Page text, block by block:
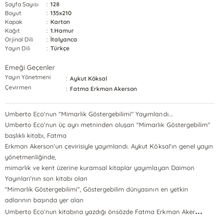
Sayfa Sayısı
: 128
Boyut
: 135x210
Kapak
: Karton
Kağıt
: 1.Hamur
Orjinal Dili
: İtalyanca
Yayın Dili
: Türkçe
Emeği Geçenler
Yayın Yönetmeni : Aykut Köksal
Çevirmen
: Fatma Erkman Akerson
Umberto Eco'nun "Mimarlık Göstergebilimi" Yayımlandı...
Umberto Eco'nun üç ayrı metninden oluşan "Mimarlık Göstergebilim"
başlıklı kitabı, Fatma
Erkman Akerson'un çevirisiyle yayımlandı. Aykut Köksal'ın genel yayın
yönetmenliğinde,
mimarlık ve kent üzerine kuramsal kitaplar yayımlayan Daimon
Yayınları'nın son kitabı olan
"Mimarlık Göstergebilimi", Göstergebilim dünyasının en yetkin
adlarının başında yer alan
Umberto Eco'nun kitabına yazdığı önsözde Fatma Erkman Aker...